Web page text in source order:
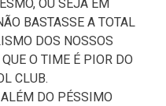
OU SEJA EM
BASTASSE A TOTAL
DOS NOSSOS
O TIME É PIOR DO
CLUB.
DO PÉSSIMO